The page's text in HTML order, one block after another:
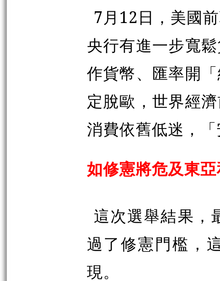
7月12日，美國
央行有進一步寬
作貨幣、匯率開
定脫歐，世界經
消費依舊低迷，
如修憲將危及東
這次選舉結果，
過了修憲門檻，
現。